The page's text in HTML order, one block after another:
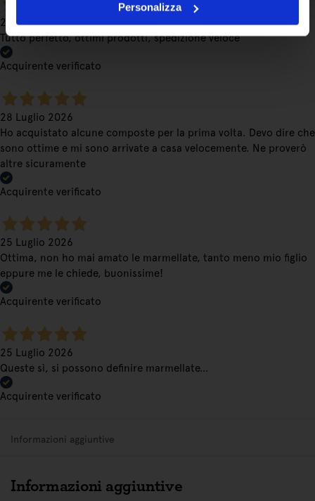
Personalizza
28 Luglio 2026
Tutto perfetto, ottimi prodotti, spedizione veloce
Acquirente verificato
28 Luglio 2026
Ho acquistato alcune composte per la prima volta. Devo dire che
sono ottime e mi sono arrivate a casa velocemente. Ne proverò
altre sicuramente
Acquirente verificato
25 Luglio 2026
Ottima, non ho mai amato le marmellate, tanto meno mio figlio
eppure me le chiede, buonissime!
Acquirente verificato
25 Luglio 2026
Queste sì, si possono definire marmellate…
Acquirente verificato
Informazioni aggiuntive
Informazioni aggiuntive